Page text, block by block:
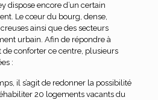
dispose encore d’un certain
Le cœur du bourg, dense,
ainsi que des secteurs
urbain. Afin de répondre à
de conforter ce centre, plusieurs
:
il s’agit de redonner la possibilité
20 logements vacants du